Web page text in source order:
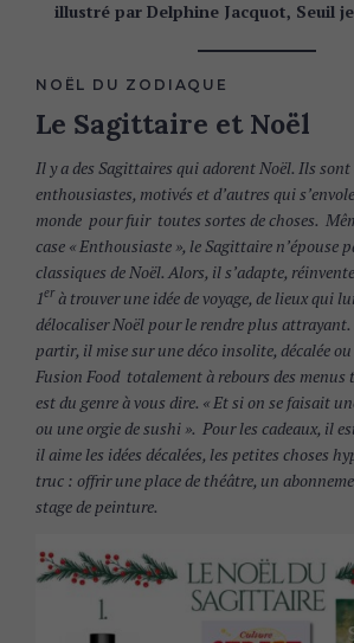
illustré par Delphine Jacquot, Seuil
NOËL DU ZODIAQUE
Le Sagittaire et Noël
Il y a des Sagittaires qui adorent Noël. Ils
enthousiastes, motivés et d’autres qui
monde pour fuir toutes sortes de choses.
case « Enthousiaste », le Sagittaire n’épouse
classiques de Noël. Alors, il s’adapte,
1erà trouver une idée de voyage, de lieux qui
délocaliser Noël pour le rendre plus attrayant.
partir, il mise sur une déco insolite, décalée
Fusion Food totalement à rebours des
est du genre à vous dire. « Et si on se faisait
ou une orgie de sushi ». Pour les cadeaux, il
il aime les idées décalées, les petites choses
truc : offrir une place de théâtre, un
stage de peinture.